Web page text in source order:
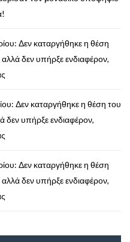
Δεν καταργήθηκε η θέση
δεν υπήρξε ενδιαφέρον,
Δεν καταργήθηκε η θέση του
δεν υπήρξε ενδιαφέρον,
Δεν καταργήθηκε η θέση
δεν υπήρξε ενδιαφέρον,